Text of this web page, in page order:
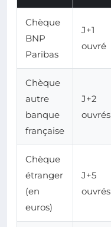
Chèque
BNP
Paribas
J+1
ouvré
Chèque
autre
banque
française
J+2
ouvrés
Chèque
étranger
(en
euros)
J+5
ouvrés